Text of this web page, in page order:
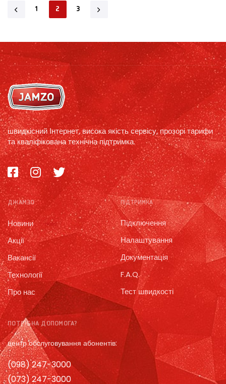
1 2 3
швидкісний Інтернет, висока якість сервісу, прозорі тарифи
та кваліфікована технічна підтримка.
ДЖАМЗО
Новини нове
Акції
Вакансії
Технології
Про нас
ПІДТРИМКА
Підключення
Налаштування
Документація
F.A.Q.
Тест швидкості
ПОТРІБНА ДОПОМОГА?
центр обслуговування абонентів:
(098) 247-3000
(073) 247-3000